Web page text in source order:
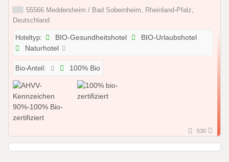
55566 Meddersheim / Bad Sobernheim, Rheinland-Pfalz,
Deutschland
Hoteltyp: BIO-Gesundheitshotel
BIO-Urlaubshotel
Naturhotel
Bio-Anteil: 100% Bio
530